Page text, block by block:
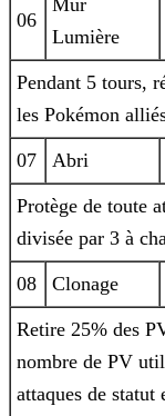
06
Mur
Lumière
Pendant 5 tours,
les Pokémon
07 Abri
Protège de toute
divisée par 3 à
08 Clonage
Retire 25% des
nombre de PV
attaques de statut